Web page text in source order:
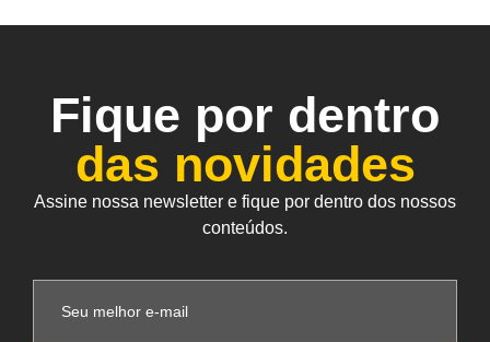
Fique por dentro
das novidades
Assine nossa newsletter e fique por dentro dos nossos
conteúdos.